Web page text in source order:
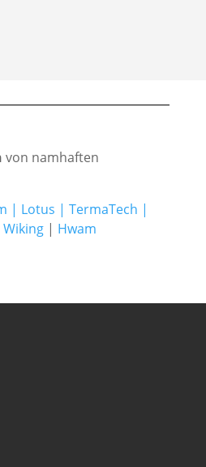
von namhaften
| Lotus | TermaTech |
Wiking| Hwam